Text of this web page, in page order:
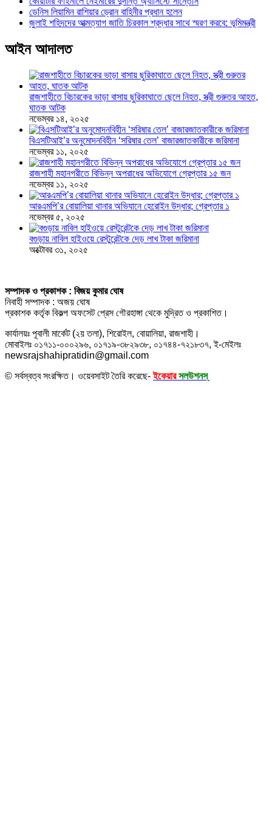
ডেনিস লিয়ামিন রাশিয়ার ড্রোন বাহিনীর প্রধান হলেন
জুলাই শহিদদের আত্মত্যাগ জাতি চিরকাল শ্রদ্ধার সাথে স্মরণ করবে: ভূমিমন্ত্রী
আইন আদালত
রাজশাহীতে বিচারকের ভাড়া বাসায় ছুরিকাঘাতে ছেলে নিহত, স্ত্রী গুরুতর আহত,
ঘাতক আটক
নভেম্বর ১৪, ২০২৫
বিএসটিআই’র অনুমোদনবিহীন ‘সরিষার তেল’ বাজারজাতকারীকে জরিমানা
নভেম্বর ১১, ২০২৫
রাজশাহী মহানগরীতে বিভিন্ন অপরাধের অভিযোগে গ্রেপ্তার ১৫ জন
নভেম্বর ১১, ২০২৫
আরএমপি’র বোয়ালিয়া থানার অভিযানে হেরোইন উদ্ধার; গ্রেপ্তার ১
নভেম্বর ৫, ২০২৫
বগুড়ায় নাবিল হাইওয়ে রেস্টুরেন্টকে দেড় লাখ টাকা জরিমানা
অক্টোবর ৩১, ২০২৫
সম্পাদক ও প্রকাশক : বিজয় কুমার ঘোষ
নিবাহী সম্পাদক : অজয় ঘোষ
প্রকাশক কর্তৃক বিকল্প অফসেট প্রেস গৌরহাঙ্গা থেকে মুদ্রিত ও প্রকাশিত।
কার্যালয়ঃ পূবালী মার্কেট (২য় তলা), শিরোইল, বোয়ালিয়া, রাজশাহী।
মোবাইলঃ ০১৭১১-০০০২৯৬, ০১৭১৯-৩৮২৯৩৮, ০১৭৪৪-৭২১৮৩৭, ই-মেইলঃ
newsrajshahipratidin@gmail.com
© সর্বস্বত্ব সংরক্ষিত। ওয়েবসাইট তৈরি করেছে-ইকেয়ার সলউশনস্